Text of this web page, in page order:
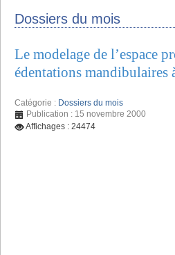
Dossiers du mois
Le modelage de l’espace
édentations mandibulaires
Catégorie : Dossiers du mois
Publication : 15 novembre 2000
Affichages : 24474